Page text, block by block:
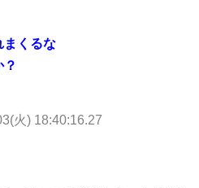
まくるな
火) 18:40:16.27